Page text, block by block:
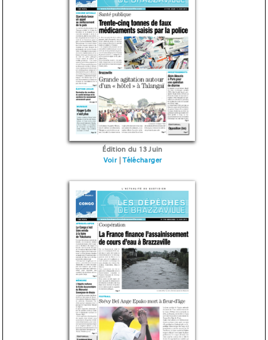
Édition du 13 Juin
Voir| Télécharger